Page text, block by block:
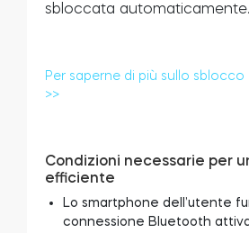
Modulo relè intelligente
Tedee Dry Contact
sbloccata automaticamente.
Per saperne di più sullo
>>
Condizioni necessarie per
efficiente
Lo smartphone dell’utente
connessione Bluetooth